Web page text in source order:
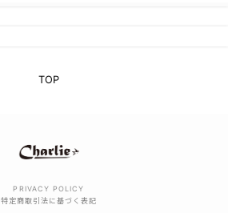
TOP
PRIVACY POLICY
特定商取引法に基づく表記